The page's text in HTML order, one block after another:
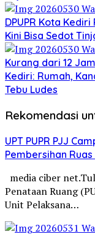
DPUPR Kota
Kini Bisa Sedot
Kurang dari 12
Kediri: Rumah,
Tebu Ludes
Rekomendasi
UPT PUPR PJJ
Pembersihan
media ciber
Penataan Ruang
Unit Pelaksana…